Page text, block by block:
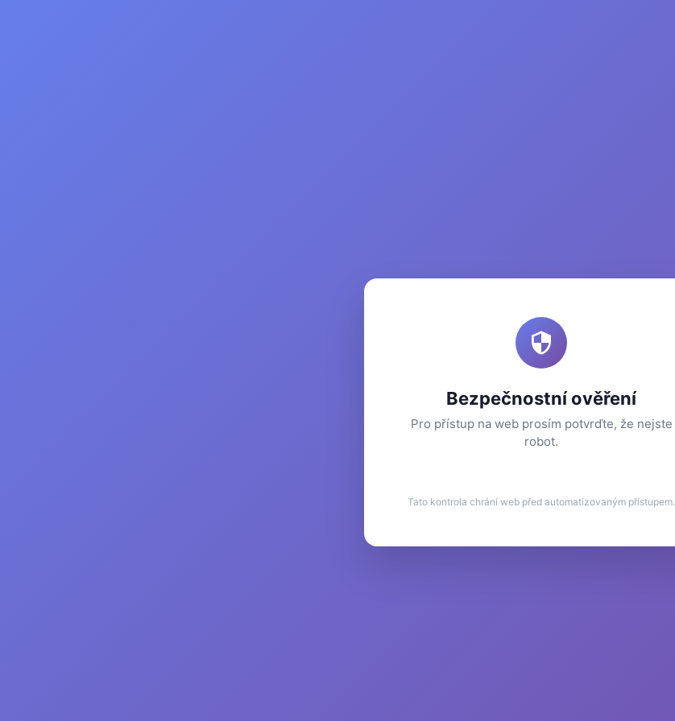
Bezpečnostní ověření
Pro přístup na web prosím potvrďte, že nejste
robot.
Tato kontrola chrání web před automatizovaným přístupem.